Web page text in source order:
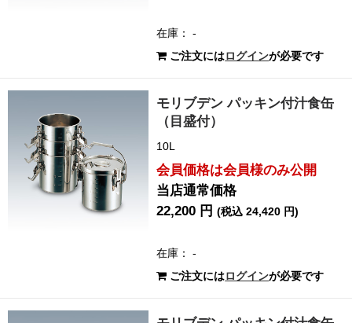
在庫： -
ご注文にはログインが必要です
モリブデン パッキン付汁食缶
（目盛付）
10L
会員価格は会員様のみ公開
当店通常価格
22,200 円(税込 24,420 円)
在庫： -
ご注文にはログインが必要です